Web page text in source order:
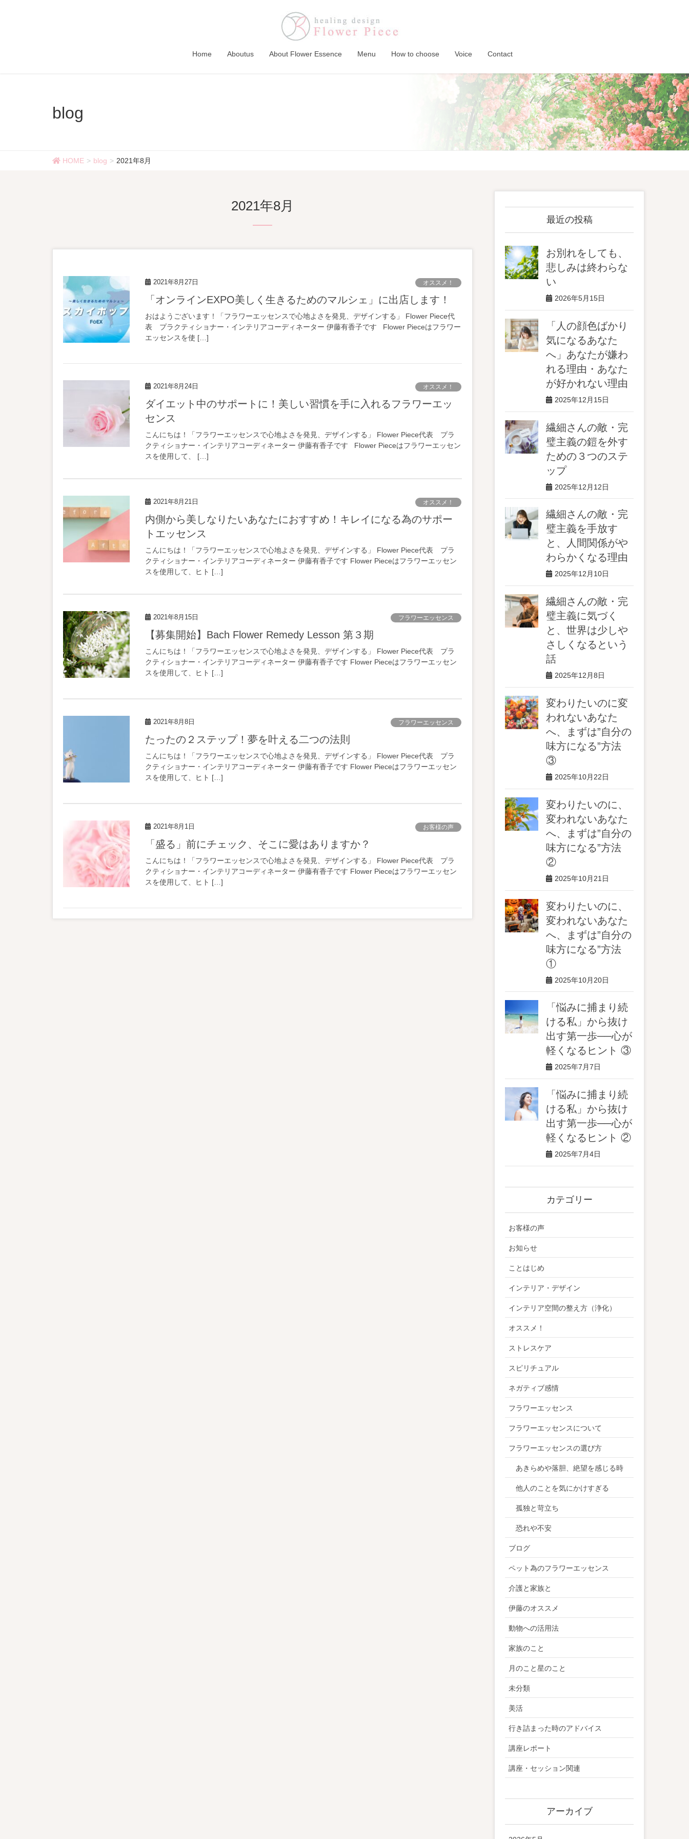
Home Aboutus About Flower Essence Menu How to choose Voice Contact
blog
HOME blog 2021年8月
2021年8月
2021年8月27日 オススメ！
「オンラインEXPO美しく生きるためのマルシェ」に出店します！
おはようございます！「フラワーエッセンスで心地よさを発見、デザインする」 Flower Piece代
表 プラクティショナー・インテリアコーディネーター 伊藤有香子です Flower Pieceはフラワー
エッセンスを使 […]
2021年8月24日 オススメ！
ダイエット中のサポートに！美しい習慣を手に入れるフラワーエッ
センス
こんにちは！「フラワーエッセンスで心地よさを発見、デザインする」 Flower Piece代表 プラ
クティショナー・インテリアコーディネーター 伊藤有香子です Flower Pieceはフラワーエッセン
スを使用して、 […]
2021年8月21日 オススメ！
内側から美しなりたいあなたにおすすめ！キレイになる為のサポー
トエッセンス
こんにちは！「フラワーエッセンスで心地よさを発見、デザインする」 Flower Piece代表 プラ
クティショナー・インテリアコーディネーター 伊藤有香子です Flower Pieceはフラワーエッセン
スを使用して、ヒト […]
2021年8月15日 フラワーエッセンス
【募集開始】Bach Flower Remedy Lesson 第３期
こんにちは！「フラワーエッセンスで心地よさを発見、デザインする」 Flower Piece代表 プラ
クティショナー・インテリアコーディネーター 伊藤有香子です Flower Pieceはフラワーエッセン
スを使用して、ヒト […]
2021年8月8日 フラワーエッセンス
たったの２ステップ！夢を叶える二つの法則
こんにちは！「フラワーエッセンスで心地よさを発見、デザインする」 Flower Piece代表 プラ
クティショナー・インテリアコーディネーター 伊藤有香子です Flower Pieceはフラワーエッセン
スを使用して、ヒト […]
2021年8月1日 お客様の声
「盛る」前にチェック、そこに愛はありますか？
こんにちは！「フラワーエッセンスで心地よさを発見、デザインする」 Flower Piece代表 プラ
クティショナー・インテリアコーディネーター 伊藤有香子です Flower Pieceはフラワーエッセン
スを使用して、ヒト […]
最近の投稿
お別れをしても、
悲しみは終わらな
い
2026年5月15日
「人の顔色ばかり
気になるあなた
へ」あなたが嫌わ
れる理由・あなた
が好かれない理由
2025年12月15日
繊細さんの敵・完
璧主義の鎧を外す
ための３つのステ
ップ
2025年12月12日
繊細さんの敵・完
璧主義を手放す
と、人間関係がや
わらかくなる理由
2025年12月10日
繊細さんの敵・完
璧主義に気づく
と、世界は少しや
さしくなるという
話
2025年12月8日
変わりたいのに変
われないあなた
へ、まずは”自分の
味方になる”方法
③
2025年10月22日
変わりたいのに、
変われないあなた
へ、まずは”自分の
味方になる”方法
②
2025年10月21日
変わりたいのに、
変われないあなた
へ、まずは”自分の
味方になる”方法
①
2025年10月20日
「悩みに捕まり続
ける私」から抜け
出す第一歩──心が
軽くなるヒント ③
2025年7月7日
「悩みに捕まり続
ける私」から抜け
出す第一歩──心が
軽くなるヒント ②
2025年7月4日
カテゴリー
お客様の声
お知らせ
ことはじめ
インテリア・デザイン
インテリア空間の整え方（浄化）
オススメ！
ストレスケア
スピリチュアル
ネガティブ感情
フラワーエッセンス
フラワーエッセンスについて
フラワーエッセンスの選び方
あきらめや落胆、絶望を感じる時
他人のことを気にかけすぎる
孤独と苛立ち
恐れや不安
ブログ
ペット為のフラワーエッセンス
介護と家族と
伊藤のオススメ
動物への活用法
家族のこと
月のこと星のこと
未分類
美活
行き詰まった時のアドバイス
講座レポート
講座・セッション関連
アーカイブ